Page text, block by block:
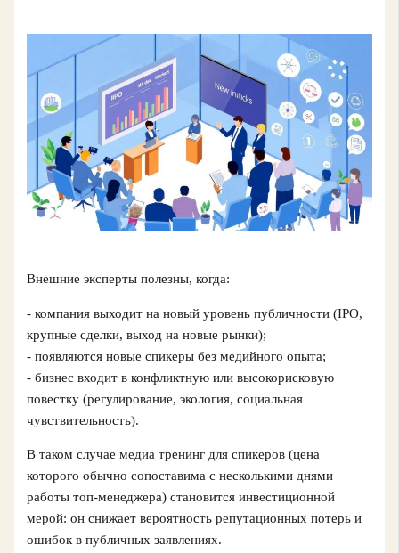
Внешние эксперты полезны, когда:
- компания выходит на новый уровень публичности (IPO,
крупные сделки, выход на новые рынки);
- появляются новые спикеры без медийного опыта;
- бизнес входит в конфликтную или высокорисковую
повестку (регулирование, экология, социальная
чувствительность).
В таком случае медиа тренинг для спикеров (цена
которого обычно сопоставима с несколькими днями
работы топ-менеджера) становится инвестиционной
мерой: он снижает вероятность репутационных потерь и
ошибок в публичных заявлениях.